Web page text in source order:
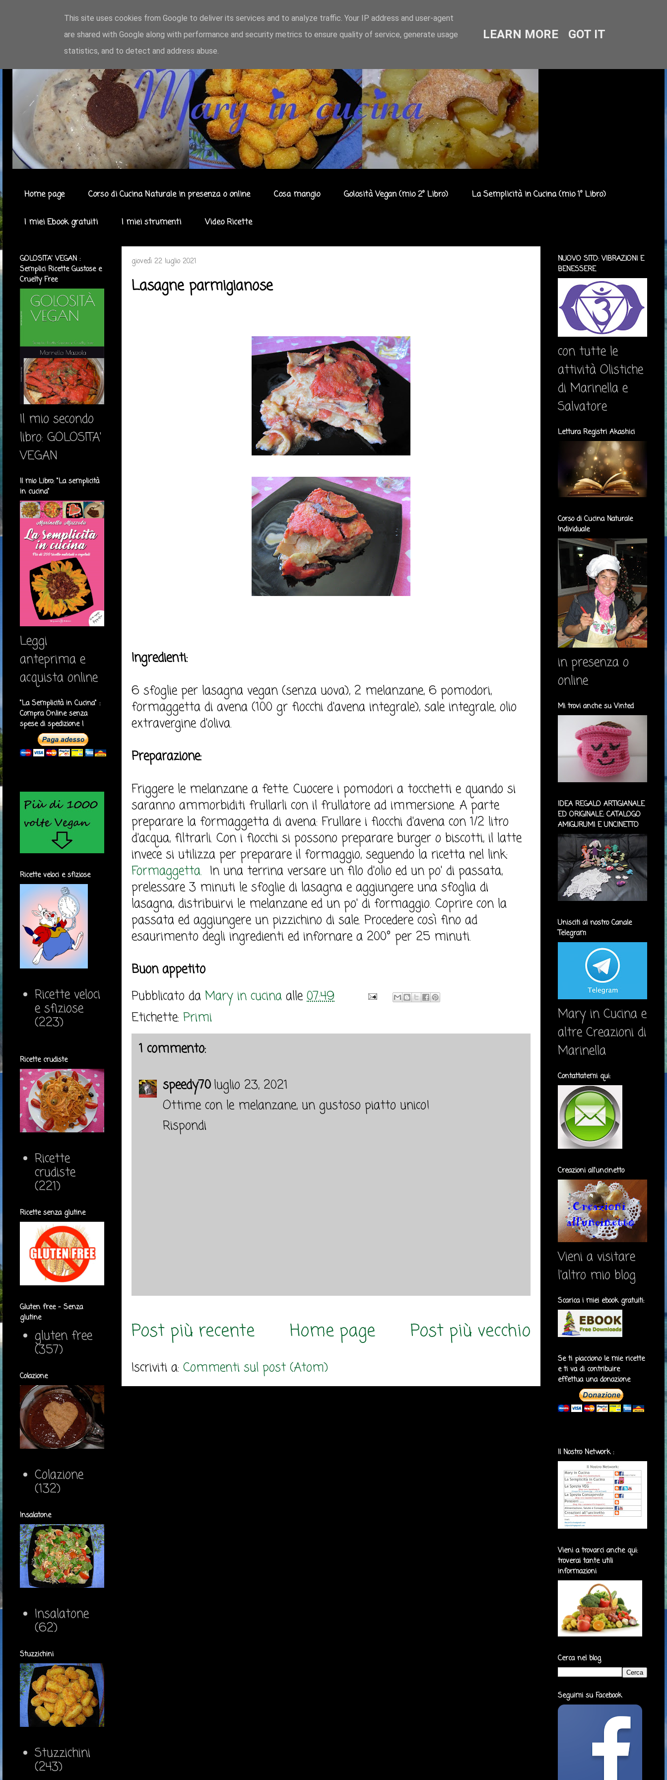
Home page Corso di Cucina Naturale in presenza o online Cosa mangio Golosità Vegan (mio 2° Libro) La Semplicità in Cucina (mio 1° Libro)
I miei Ebook gratuiti I miei strumenti Video Ricette
giovedì 22 luglio 2021
Lasagne parmigianose
Ingredienti:
6 sfoglie per lasagna vegan (senza uova), 2 melanzane, 6 pomodori,
formaggetta di avena (100 gr fiocchi d'avena integrale), sale integrale, olio
extravergine d'oliva.
Preparazione:
Friggere le melanzane a fette. Cuocere i pomodori a tocchetti e quando si
saranno ammorbiditi frullarli con il frullatore ad immersione. A parte
preparare la formaggetta di avena: Frullare i fiocchi d'avena con 1/2 litro
d'acqua, filtrarli. Con i fiocchi si possono preparare burger o biscotti, il latte
invece si utilizza per preparare il formaggio, seguendo la ricetta nel link:
Formaggetta. In una terrina versare un filo d'olio ed un po' di passata,
prelessare 3 minuti le sfoglie di lasagna e aggiungere una sfoglia di
lasagna, distribuirvi le melanzane ed un po' di formaggio. Coprire con la
passata ed aggiungere un pizzichino di sale. Procedere così fino ad
esaurimento degli ingredienti ed infornare a 200° per 25 minuti.
Buon appetito
Pubblicato da Mary in cucina alle 07:49
Etichette: Primi
1 commento:
speedy70luglio 23, 2021
Ottime con le melanzane, un gustoso piatto unico!
Rispondi
Post più recente Post più vecchio
Home page
Iscriviti a: Commenti sul post (Atom)
GOLOSITA' VEGAN :
Semplici Ricette Gustose e
Cruelty Free
Il mio secondo
libro: GOLOSITA'
VEGAN
Il mio Libro: "La semplicità
in cucina"
Leggi
anteprima e
acquista online
"La Semplicità in Cucina" :
Compra Online senza
spese di spedizione !
Ricette veloci e sfiziose
Ricette veloci
e sfiziose
(223)
Ricette crudiste
Ricette
crudiste
(221)
Ricette senza glutine
Gluten free - Senza
glutine
gluten free
(357)
Colazione
Colazione
(132)
Insalatone
Insalatone
(62)
Stuzzichini
Stuzzichini
(243)
NUOVO SITO: VIBRAZIONI E
BENESSERE
con tutte le
attività Olistiche
di Marinella e
Salvatore
Lettura Registri Akashici
Corso di Cucina Naturale
Individuale
in presenza o
online
Mi trovi anche su Vinted
IDEA REGALO ARTIGIANALE
ED ORIGINALE: CATALOGO
AMIGURUMI E UNCINETTO
Unisciti al nostro Canale
Telegram
Mary in Cucina e
altre Creazioni di
Marinella
Contattatemi qui:
Creazioni all'uncinetto
Vieni a visitare
l'altro mio blog
Scarica i miei ebook gratuiti:
Se ti piacciono le mie ricette
e ti va di contribuire
effettua una donazione
Il Nostro Network :
Vieni a trovarci anche qui:
troverai tante utili
informazioni
Cerca nel blog
Seguimi su Facebook
This site uses cookies from Google to deliver its services and to analyze traffic. Your IP address and user-agent
are shared with Google along with performance and security metrics to ensure quality of service, generate usage
statistics, and to detect and address abuse.
LEARN MORE GOT IT